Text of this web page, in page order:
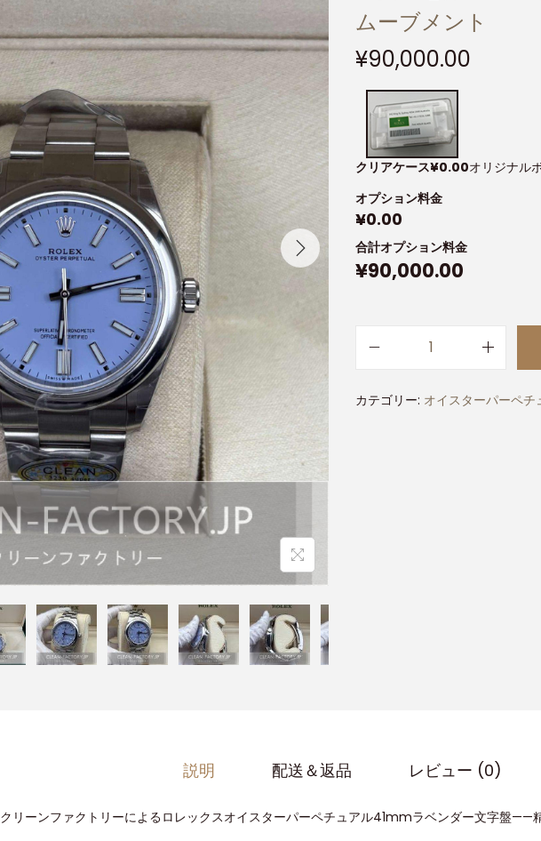
ムーブメント
¥90,000.00
クリアケース¥0.00オリジナル
オプション料金
¥0.00
合計オプション料金
¥90,000.00
カテゴリー: オイスターパーペチ
説明 配送＆返品 レビュー (0)
クリーンファクトリーによるロレックスオイスターパーペチュアル41mmラベンダー文字盤——